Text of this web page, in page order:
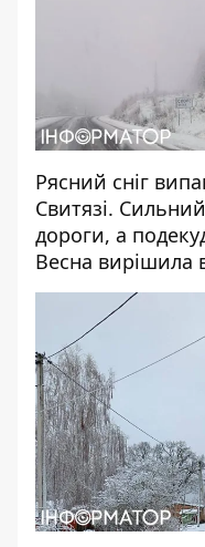
Рясний сніг
Свитязі.
дороги, а
Весна вирішила